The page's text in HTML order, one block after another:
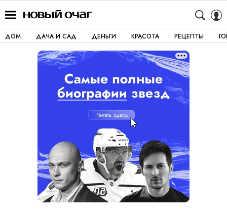
ДОМ ДАЧА И САД ДЕНЬГИ КРАСОТА РЕЦЕПТЫ